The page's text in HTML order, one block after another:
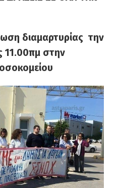
διαμαρτυρίας την
11.00πμ στην